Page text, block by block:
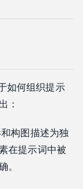
如何组织提示
：
构图描述为独
在提示词中被
。